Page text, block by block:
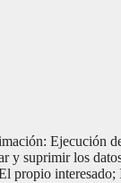
Ejecución
y suprimir los
propio